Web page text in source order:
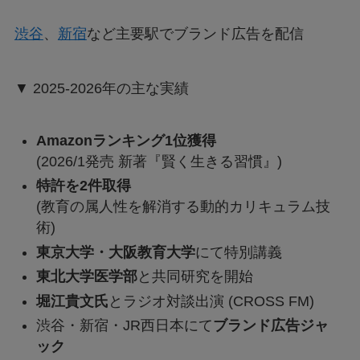
渋谷、 新宿など主要駅でブランド広告を配信
▼ 2025-2026年の主な実績
Amazonランキング1位獲得
(2026/1発売 新著『賢く生きる習慣』)
特許を2件取得
(教育の属人性を解消する動的カリキュラム技
術)
東京大学・大阪教育大学にて特別講義
東北大学医学部と共同研究を開始
堀江貴文氏 とラジオ対談出演 (CROSS FM)
渋谷・新宿・JR西日本にてブランド広告ジャ
ック